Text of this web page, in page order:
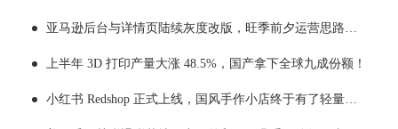
亚马逊后台与详情页陆续灰度改版，旺季前夕运营思路该如何顺势调整
上半年 3D 打印产量大涨 48.5%，国产拿下全球九成份额！
小红书 Redshop 正式上线，国风手作小店终于有了轻量化出海新渠道